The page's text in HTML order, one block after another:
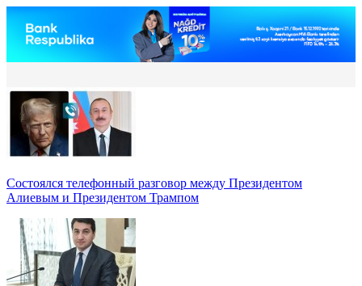
Состоялся телефонный разговор между Президентом
Алиевым и Президентом Трампом